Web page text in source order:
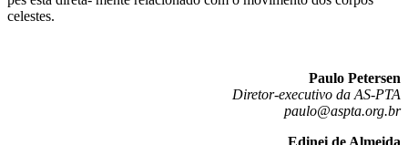
celestes.
Paulo Petersen
Diretor-executivo da AS-PTA
paulo@aspta.org.br
Edinei de Almeida